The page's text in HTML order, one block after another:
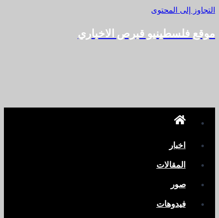
التجاوز إلى المحتوى
موقع فلسطينيو قبرص الاخباري
اخبار
المقالات
صور
فيدوهات